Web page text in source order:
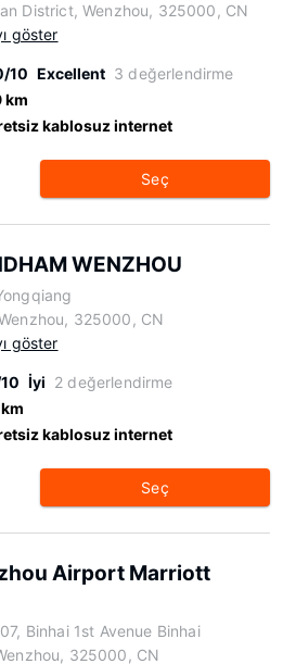
District, Wenzhou, 325000, CN
göster
10 Excellent 3 değerlendirme
km
kablosuz internet
Seç
WENZHOU
325000, CN
göster
İyi 2 değerlendirme
kablosuz internet
Seç
Airport Marriott
Binhai 1st Avenue Binhai
325000, CN